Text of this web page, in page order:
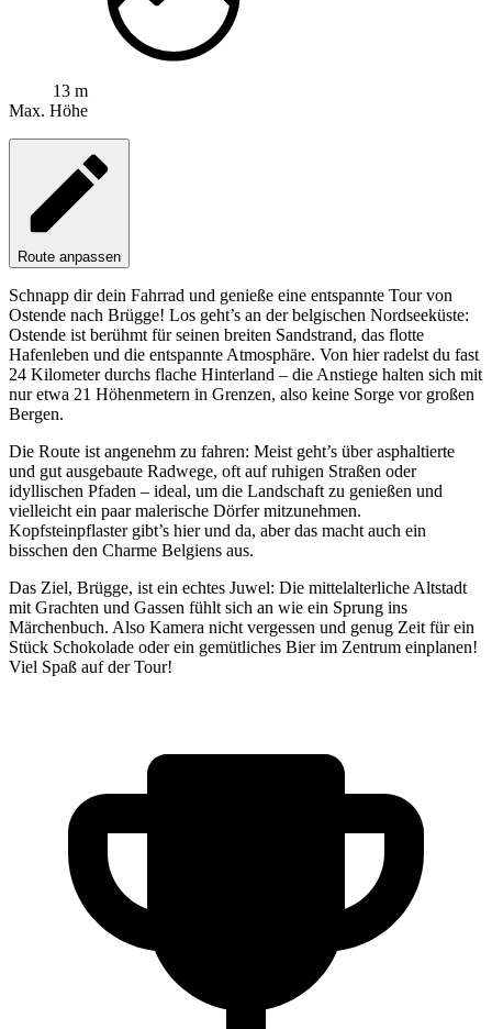
13 m
Max. Höhe
Route anpassen
Schnapp dir dein Fahrrad und genieße eine entspannte Tour von
Ostende nach Brügge! Los geht’s an der belgischen Nordseeküste:
Ostende ist berühmt für seinen breiten Sandstrand, das flotte
Hafenleben und die entspannte Atmosphäre. Von hier radelst du fast
24 Kilometer durchs flache Hinterland – die Anstiege halten sich mit
nur etwa 21 Höhenmetern in Grenzen, also keine Sorge vor großen
Bergen.
Die Route ist angenehm zu fahren: Meist geht’s über asphaltierte
und gut ausgebaute Radwege, oft auf ruhigen Straßen oder
idyllischen Pfaden – ideal, um die Landschaft zu genießen und
vielleicht ein paar malerische Dörfer mitzunehmen.
Kopfsteinpflaster gibt’s hier und da, aber das macht auch ein
bisschen den Charme Belgiens aus.
Das Ziel, Brügge, ist ein echtes Juwel: Die mittelalterliche Altstadt
mit Grachten und Gassen fühlt sich an wie ein Sprung ins
Märchenbuch. Also Kamera nicht vergessen und genug Zeit für ein
Stück Schokolade oder ein gemütliches Bier im Zentrum einplanen!
Viel Spaß auf der Tour!